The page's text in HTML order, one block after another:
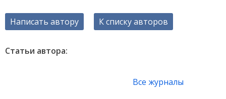
Написать автору К списку авторов
Статьи автора:
Все журналы